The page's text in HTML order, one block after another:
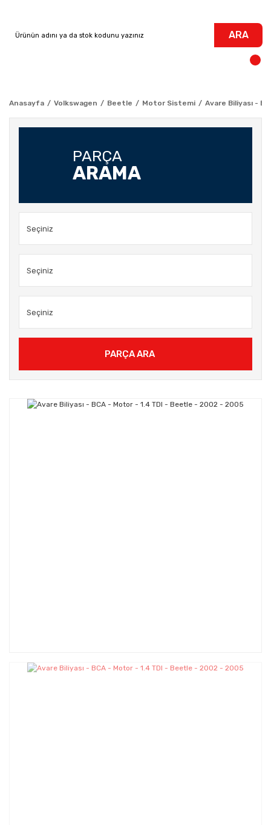
ARA
Anasayfa Volkswagen Beetle Motor Sistemi Avare Biliyası -
PARÇA
ARAMA
PARÇA ARA